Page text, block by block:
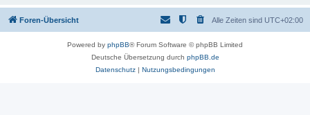
Foren-Übersicht Alle Zeiten sind UTC+02:00
Powered by phpBB® Forum Software © phpBB Limited
Deutsche Übersetzung durch phpBB.de
Datenschutz| Nutzungsbedingungen